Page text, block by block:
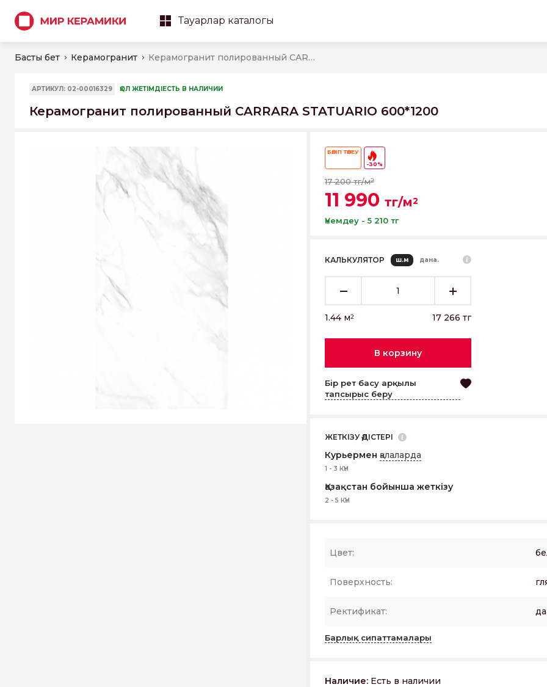
Тауарлар каталогы
Басты бет Керамогранит Керамогранит полированный CARRARA STATUARIO 600*1200
АРТИКУЛ: 02-00016329 ҚОЛ ЖЕТІМДІЕСТЬ В НАЛИЧИИ
Керамогранит полированный CARRARA STATUARIO 600*1200
БӨЛІП ТӨЛЕУ
-30%
17 200 тг/м2
11 990 тг/м2
Үнемдеу - 5 210 тг
КАЛЬКУЛЯТОР ш.м дана.
1.44 м2 17 266 тг
В корзину
Бір рет басу арқылы
тапсырыс беру
ЖЕТКІЗУ ӘДІСТЕРІ
Курьермен қалаларда
1 - 3 КҮН
Қазақстан бойынша жеткізу
2 - 5 КҮН
Цвет:
Поверхность:
Ректификат: да
Барлық сипаттамалары
Наличие: Есть в наличии